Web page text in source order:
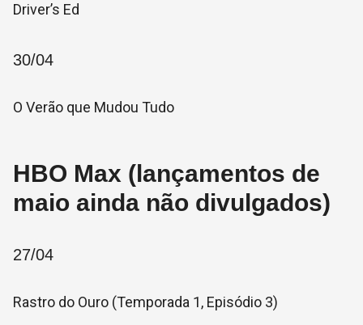
Driver’s Ed
30/04
O Verão que Mudou Tudo
HBO Max (lançamentos de
maio ainda não divulgados)
27/04
Rastro do Ouro (Temporada 1, Episódio 3)